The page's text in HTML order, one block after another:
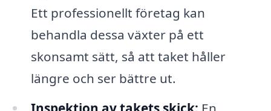
Ett professionellt företag kan
behandla dessa växter på ett
skonsamt sätt, så att taket håller
längre och ser bättre ut.